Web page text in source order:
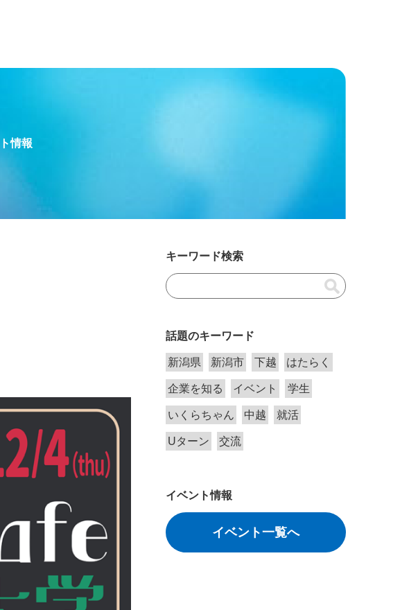
情報
キーワード検索
話題のキーワード
新潟県 新潟市 下越 はたらく
企業を知る イベント 学生
いくらちゃん 中越 就活
Uターン 交流
イベント情報
イベント一覧へ